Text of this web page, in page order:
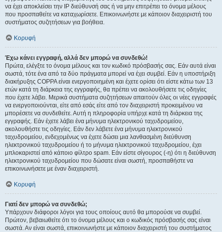
να έχει αποκλείσει την IP διεύθυνσή σας ή να μην επιτρέπει το όνομα μέλους
που προσπαθείτε να καταχωρίσετε. Επικοινωνήστε με κάποιον διαχειριστή του
συστήματος συζητήσεων για βοήθεια.
Κορυφή
Έχω κάνει εγγραφή, αλλά δεν μπορώ να συνδεθώ!
Πρώτα, ελέγξτε το όνομα μέλους και τον κωδικό πρόσβασής σας. Εάν αυτά είναι
σωστά, τότε ένα από τα δύο πράγματα μπορεί να έχει συμβεί. Εάν η υποστήριξη
διακήρυξης COPPA είναι ενεργοποιημένη και έχετε ορίσει ότι είστε κάτω των 13
ετών κατά τη διάρκεια της εγγραφής, θα πρέπει να ακολουθήσετε τις οδηγίες
που έχετε λάβει. Μερικά συστήματα συζητήσεων απαιτούν όλες οι νέες εγγραφές
να ενεργοποιούνται, είτε από εσάς είτε από τον διαχειριστή προκειμένου να
μπορέσετε να συνδεθείτε. Αυτή η πληροφορία υπήρχε κατά τη διάρκεια της
εγγραφής. Εάν έχετε λάβει ένα μήνυμα ηλεκτρονικού ταχυδρομείου,
ακολουθήστε τις οδηγίες. Εάν δεν λάβετε ένα μήνυμα ηλεκτρονικού
ταχυδρομείου, ενδεχομένως να έχετε δώσει μια λανθασμένη διεύθυνση
ηλεκτρονικού ταχυδρομείου ή το μήνυμα ηλεκτρονικού ταχυδρομείου, έχει
μπλοκαριστεί από κάποιο φίλτρο spam. Εάν είστε σίγουρος (-η) ότι η διεύθυνση
ηλεκτρονικού ταχυδρομείου που δώσατε είναι σωστή, προσπαθήστε να
επικοινωνήσετε με έναν διαχειριστή.
Κορυφή
Γιατί δεν μπορώ να συνδεθώ;
Υπάρχουν διάφοροι λόγοι για τους οποίους αυτό θα μπορούσε να συμβεί.
Πρώτον, βεβαιωθείτε ότι το όνομα μέλους και ο κωδικός πρόσβασής σας είναι
σωστά. Αν είναι σωστά, επικοινωνήστε με κάποιον διαχειριστή του συστήματος